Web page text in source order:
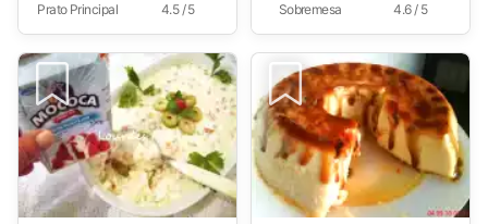
Prato Principal 4.5 / 5 Sobremesa 4.6 / 5